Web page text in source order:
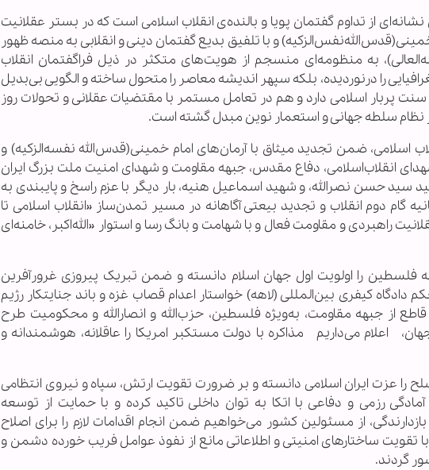
از تداوم گفتمان پویا و بالنده‌ی انقلاب اسلامی است که در بستر عقلانیت
و با تلفیق بدیع گفتمان دینی و انقلابی به منصه ظهور
به منظومه‌ای منسجم از هویت‌های متکثر در ذیل فراگفتمان انقلاب
را درنوردیده، بلکه سپهر اندیشه معاصر را متحول ساخته و الگویی بی‌بدیل
سنت پربار اسلامی دارد و هم در تعامل مستمر با مقتضیات عقلانی و تحولات روز
نظام سلطه جهانی و استعمار نوین مبدل گشته است.
اسلامی، ضمن تجدید میثاق با آرمان‌های امام خمینی(قدس‌الله نفسه‌الزکیه) و
انقلاب‌اسلامی، دفاع مقدس، جبهه مقاومت و شهدای امنیت ملت بزرگ ایران
سید حسن نصرالله، و شهید اسماعیل هنیه، بار دیگر با عزم راسخ و پایبندی به
گام دوم انقلاب و تجدید بیعتی آگاهانه در مسیر تمدن‌ساز «انقلاب اسلامی تا
راهبردی و مقاومت فعال و با شهامت و بانگ رسا و استوار «الله‌اکبر، خامنه‌ای
فلسطین را اولویت اول جهان اسلام دانسته و ضمن تبریک پیروزی غرورآفرین
کیفری بین‌المللی (لاهه) خواستار اعدام قصاب غزه و باند جنایتکار رژیم
از جبهه مقاومت، به‌ویژه فلسطین، حزب‌الله و انصارالله و محکومیت طرح
اعلام می‌داریم مذاکره با دولت مستکبر امریکا را عاقلانه، هوشمندانه و
را عزت ایران اسلامی دانسته و بر ضرورت تقویت ارتش، سپاه و نیروی انتظامی
رزمی و دفاعی با اتکا به توان داخلی تاکید کرده و با حمایت از توسعه
از مسئولین کشور می‌خواهیم ضمن انجام اقدامات لازم را برای اصلاح
تقویت ساختارهای امنیتی و اطلاعاتی مانع از نفوذ عوامل فریب خورده دشمن و
گردند.